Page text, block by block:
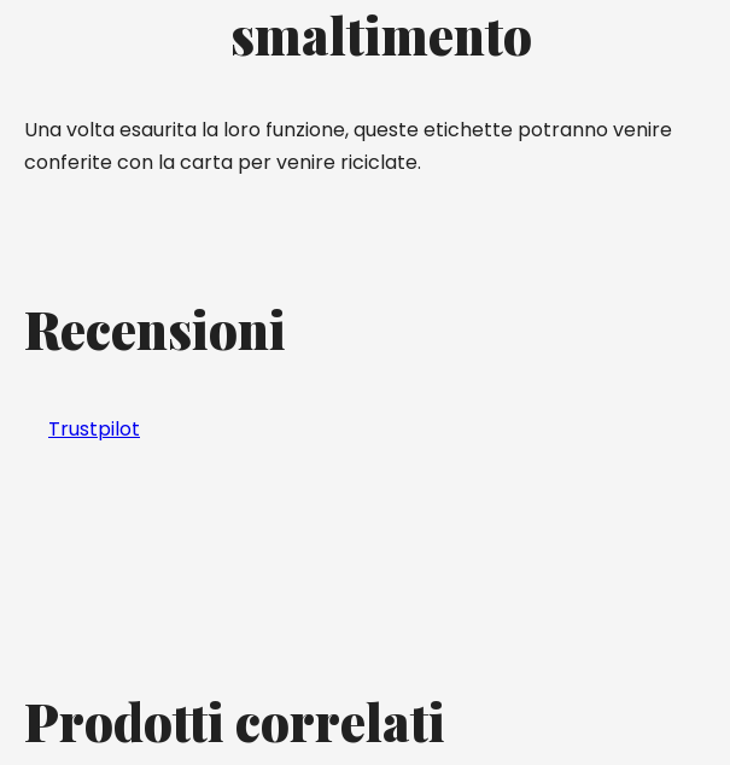
smaltimento
Una volta esaurita la loro funzione, queste etichette potranno venire
conferite con la carta per venire riciclate.
Recensioni
Trustpilot
Prodotti correlati